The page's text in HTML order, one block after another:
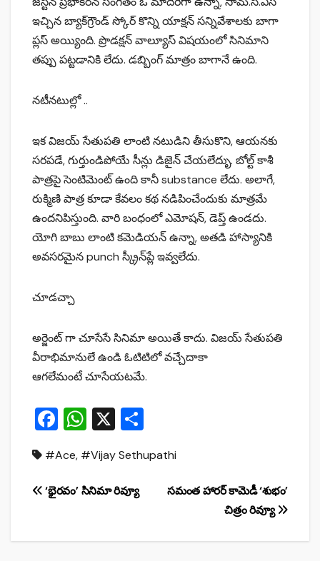
ఇచ్చిన బ్యాక్‌గ్రౌండ్ స్కోర్ కొన్ని యాక్షన్ సన్నివేశాలకు బాగా
ప్లస్ అయ్యింది. ప్రొడక్షన్ వాల్యూస్ విషయంలో సినిమాని
తప్పు పట్టడానికి లేదు. డబ్బింగ్ మాత్రం బాగానే ఉంది.
నటీనటుల్లో ..
ఇక విజయ్ సేతుపతి లాంటి నటుడిని తీసుకొని, ఆయనకు
సరపడే, గుర్తుండిపోయే సీన్లు డిజైన్ చేయలేదుృ. బోల్ట్ కాశీ
పాత్రపై సెంటిమెంట్ ఉంది కానీ substance లేదు. అలాగే,
రుక్మిణి పాత్ర కూడా కేవలం కథ నడిపించేందుకు మాత్రమే
ఉందనిపిస్తుంది. వారి బంధంలో ఎమోషన్, డెప్త్ ఉండదు.
యోగి బాబు లాంటి కమెడియన్ ఉన్నా, అతడి హాస్యానికి
అవసరమైన punch స్క్రీన్‌ప్లే ఇవ్వలేదు.
చూడచ్చా
అర్జెంట్ గా చూసేసే సినిమా అయితే కాదు. విజయ్ సేతుపతి
వీరాభిమానులే ఉండి ఓటిటిలో వచ్చేదాకా
ఆగలేమంటే చూసేయటమే.
F
c
e
o
W
at
s
p
X
ar
#Ace, #Vijay Sethupathi
Post
సమంత హారర్ కామెడీ ‘శుభం’
చిత్రం రివ్యూ
‘భైరవం’ సినిమా రివ్యూ